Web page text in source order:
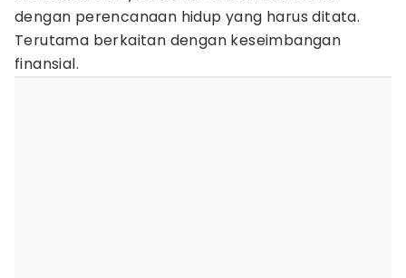
dengan perencanaan hidup yang harus ditata.
Terutama berkaitan dengan keseimbangan
finansial.